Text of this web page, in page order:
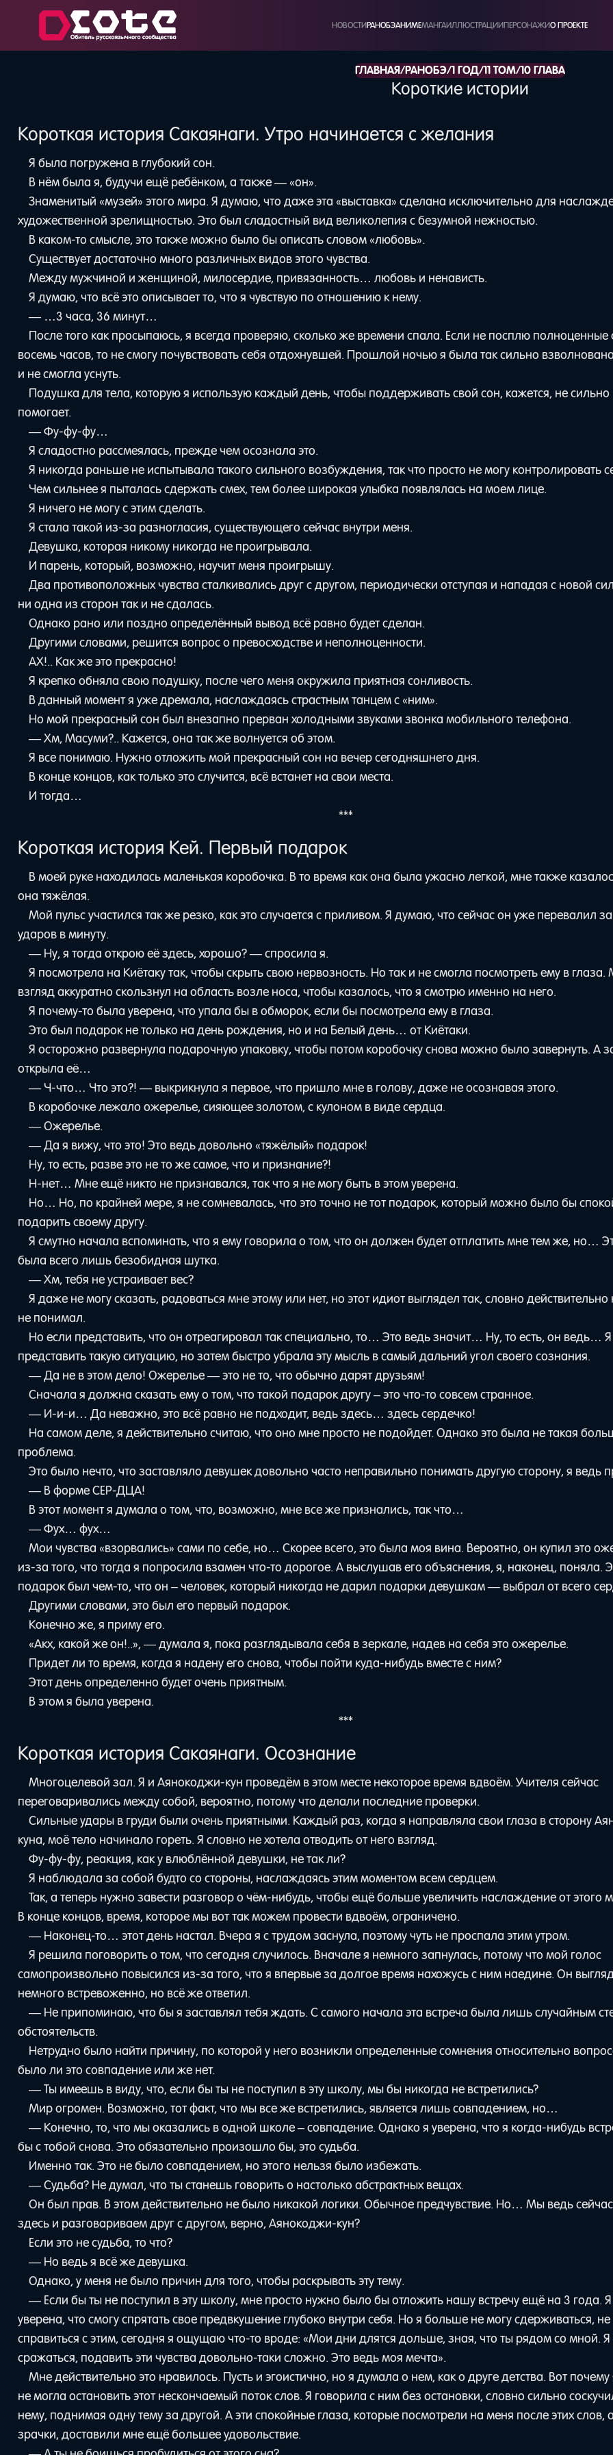
НОВОСТИРАНОБЭАНИМЕМАНГАИЛЛЮСТРАЦИИПЕРСОНАЖИО ПРОЕКТЕ
ГЛАВНАЯ/РАНОБЭ/1 ГОД/11 ТОМ/10 ГЛАВА
Короткие истории
Короткая история Сакаянаги. Утро начинается с желания
Я была погружена в глубокий сон.
В нём была я, будучи ещё ребёнком, а также — «он».
Знаменитый «музей» этого мира. Я думаю, что даже эта «выставка» сделана исключительно для
художественной зрелищностью. Это был сладостный вид великолепия с безумной нежностью.
В каком-то смысле, это также можно было бы описать словом «любовь».
Существует достаточно много различных видов этого чувства.
Между мужчиной и женщиной, милосердие, привязанность… любовь и ненависть.
Я думаю, что всё это описывает то, что я чувствую по отношению к нему.
— …3 часа, 36 минут…
После того как просыпаюсь, я всегда проверяю, сколько же времени спала. Если не посплю полноценные
восемь часов, то не смогу почувствовать себя отдохнувшей. Прошлой ночью я была так сильно
и не смогла уснуть.
Подушка для тела, которую я использую каждый день, чтобы поддерживать свой сон, кажется, не сильно
помогает.
— Фу-фу-фу…
Я сладостно рассмеялась, прежде чем осознала это.
Я никогда раньше не испытывала такого сильного возбуждения, так что просто не могу контролировать
Чем сильнее я пыталась сдержать смех, тем более широкая улыбка появлялась на моем лице.
Я ничего не могу с этим сделать.
Я стала такой из-за разногласия, существующего сейчас внутри меня.
Девушка, которая никому никогда не проигрывала.
И парень, который, возможно, научит меня проигрышу.
Два противоположных чувства сталкивались друг с другом, периодически отступая и нападая с новой
ни одна из сторон так и не сдалась.
Однако рано или поздно определённый вывод всё равно будет сделан.
Другими словами, решится вопрос о превосходстве и неполноценности.
АХ!.. Как же это прекрасно!
Я крепко обняла свою подушку, после чего меня окружила приятная сонливость.
В данный момент я уже дремала, наслаждаясь страстным танцем с «ним».
Но мой прекрасный сон был внезапно прерван холодными звуками звонка мобильного телефона.
— Хм, Масуми?.. Кажется, она так же волнуется об этом.
Я все понимаю. Нужно отложить мой прекрасный сон на вечер сегодняшнего дня.
В конце концов, как только это случится, всё встанет на свои места.
И тогда…
***
Короткая история Кей. Первый подарок
В моей руке находилась маленькая коробочка. В то время как она была ужасно легкой, мне также
она тяжёлая.
Мой пульс участился так же резко, как это случается с приливом. Я думаю, что сейчас он уже перевалил
ударов в минуту.
— Ну, я тогда открою её здесь, хорошо? — спросила я.
Я посмотрела на Киётаку так, чтобы скрыть свою нервозность. Но так и не смогла посмотреть ему в глаза.
взгляд аккуратно скользнул на область возле носа, чтобы казалось, что я смотрю именно на него.
Я почему-то была уверена, что упала бы в обморок, если бы посмотрела ему в глаза.
Это был подарок не только на день рождения, но и на Белый день… от Киётаки.
Я осторожно развернула подарочную упаковку, чтобы потом коробочку снова можно было завернуть. А
открыла её…
— Ч-что… Что это?! — выкрикнула я первое, что пришло мне в голову, даже не осознавая этого.
В коробочке лежало ожерелье, сияющее золотом, с кулоном в виде сердца.
— Ожерелье.
— Да я вижу, что это! Это ведь довольно «тяжёлый» подарок!
Ну, то есть, разве это не то же самое, что и признание?!
Н-нет… Мне ещё никто не признавался, так что я не могу быть в этом уверена.
Но… Но, по крайней мере, я не сомневалась, что это точно не тот подарок, который можно было бы
подарить своему другу.
Я смутно начала вспоминать, что я ему говорила о том, что он должен будет отплатить мне тем же, но…
была всего лишь безобидная шутка.
— Хм, тебя не устраивает вес?
Я даже не могу сказать, радоваться мне этому или нет, но этот идиот выглядел так, словно действительно
не понимал.
Но если представить, что он отреагировал так специально, то… Это ведь значит… Ну, то есть, он ведь…
представить такую ситуацию, но затем быстро убрала эту мысль в самый дальний угол своего сознания.
— Да не в этом дело! Ожерелье — это не то, что обычно дарят друзьям!
Сначала я должна сказать ему о том, что такой подарок другу – это что-то совсем странное.
— И-и-и… Да неважно, это всё равно не подходит, ведь здесь… здесь сердечко!
На самом деле, я действительно считаю, что оно мне просто не подойдет. Однако это была не такая
проблема.
Это было нечто, что заставляло девушек довольно часто неправильно понимать другую сторону, я ведь
— В форме СЕР-ДЦА!
В этот момент я думала о том, что, возможно, мне все же признались, так что…
— Фух… фух…
Мои чувства «взорвались» сами по себе, но… Скорее всего, это была моя вина. Вероятно, он купил это
из-за того, что тогда я попросила взамен что-то дорогое. А выслушав его объяснения, я, наконец, поняла.
подарок был чем-то, что он – человек, который никогда не дарил подарки девушкам — выбрал от всего
Другими словами, это был его первый подарок.
Конечно же, я приму его.
«Акх, какой же он!..», — думала я, пока разглядывала себя в зеркале, надев на себя это ожерелье.
Придет ли то время, когда я надену его снова, чтобы пойти куда-нибудь вместе с ним?
Этот день определенно будет очень приятным.
В этом я была уверена.
***
Короткая история Сакаянаги. Осознание
Многоцелевой зал. Я и Аянокоджи-кун проведём в этом месте некоторое время вдвоём. Учителя сейчас
переговаривались между собой, вероятно, потому что делали последние проверки.
Сильные удары в груди были очень приятными. Каждый раз, когда я направляла свои глаза в сторону
куна, моё тело начинало гореть. Я словно не хотела отводить от него взгляд.
Фу-фу-фу, реакция, как у влюблённой девушки, не так ли?
Я наблюдала за собой будто со стороны, наслаждаясь этим моментом всем сердцем.
Так, а теперь нужно завести разговор о чём-нибудь, чтобы ещё больше увеличить наслаждение от этого
В конце концов, время, которое мы вот так можем провести вдвоём, ограничено.
— Наконец-то… этот день настал. Вчера я с трудом заснула, поэтому чуть не проспала этим утром.
Я решила поговорить о том, что сегодня случилось. Вначале я немного запнулась, потому что мой голос
самопроизвольно повысился из-за того, что я впервые за долгое время нахожусь с ним наедине. Он
немного встревоженно, но всё же ответил.
— Не припоминаю, что бы я заставлял тебя ждать. С самого начала эта встреча была лишь случайным
обстоятельств.
Нетрудно было найти причину, по которой у него возникли определенные сомнения относительно
было ли это совпадение или же нет.
— Ты имеешь в виду, что, если бы ты не поступил в эту школу, мы бы никогда не встретились?
Мир огромен. Возможно, тот факт, что мы все же встретились, является лишь совпадением, но…
— Конечно, то, что мы оказались в одной школе – совпадение. Однако я уверена, что я когда-нибудь
бы с тобой снова. Это обязательно произошло бы, это судьба.
Именно так. Это не было совпадением, но этого нельзя было избежать.
— Судьба? Не думал, что ты станешь говорить о настолько абстрактных вещах.
Он был прав. В этом действительно не было никакой логики. Обычное предчувствие. Но… Мы ведь
здесь и разговариваем друг с другом, верно, Аянокоджи-кун?
Если это не судьба, то что?
— Но ведь я всё же девушка.
Однако, у меня не было причин для того, чтобы раскрывать эту тему.
— Если бы ты не поступил в эту школу, мне просто нужно было бы отложить нашу встречу ещё на 3 года.
уверена, что смогу спрятать свое предвкушение глубоко внутри себя. Но я больше не могу сдерживаться,
справиться с этим, сегодня я ощущаю что-то вроде: «Мои дни длятся дольше, зная, что ты рядом со мной. Я
сражаться, подавить эти чувства довольно-таки сложно. Это ведь моя мечта».
Мне действительно это нравилось. Пусть и эгоистично, но я думала о нем, как о друге детства. Вот почему
не могла остановить этот нескончаемый поток слов. Я говорила с ним без остановки, словно сильно
нему, поднимая одну тему за другой. А эти спокойные глаза, которые посмотрели на меня после этих слов,
зрачки, доставили мне ещё большее удовольствие.